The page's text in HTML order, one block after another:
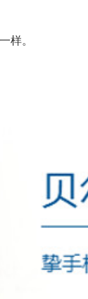
。